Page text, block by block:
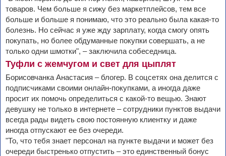
товаров. Чем больше я сижу без маркетплейсов, тем все
больше и больше я понимаю, что это реально была какая-то
болезнь. Но сейчас я уже жду зарплату, когда смогу опять
покупать, но более обдуманные покупки совершать, а не
только одни шмотки", – заключила собеседница.
Туфли с жемчугом и свет для цыплят
Борисовчанка Анастасия – блогер. В соцсетях она делится с
подписчиками своими онлайн-покупками, а иногда даже
просит их помочь определиться с какой-то вещью. Знают
девушку не только в интернете – сотрудники пунктов выдачи
всегда рады видеть свою постоянную клиентку и даже
иногда отпускают ее без очереди.
"То, что тебя знает персонал на пункте выдачи и может без
очереди быстренько отпустить – это единственный бонус